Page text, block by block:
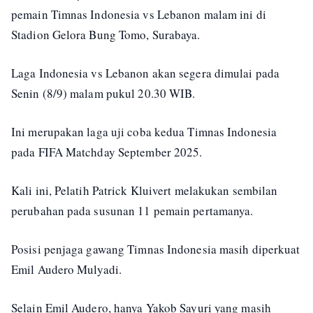
pemain Timnas Indonesia vs Lebanon malam ini di
Stadion Gelora Bung Tomo, Surabaya.
Laga Indonesia vs Lebanon akan segera dimulai pada
Senin (8/9) malam pukul 20.30 WIB.
Ini merupakan laga uji coba kedua Timnas Indonesia
pada FIFA Matchday September 2025.
Kali ini, Pelatih Patrick Kluivert melakukan sembilan
perubahan pada susunan 11 pemain pertamanya.
Posisi penjaga gawang Timnas Indonesia masih diperkuat
Emil Audero Mulyadi.
Selain Emil Audero, hanya Yakob Sayuri yang masih